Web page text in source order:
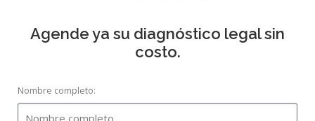
Agende ya su diagnóstico legal sin
costo.
Nombre completo: